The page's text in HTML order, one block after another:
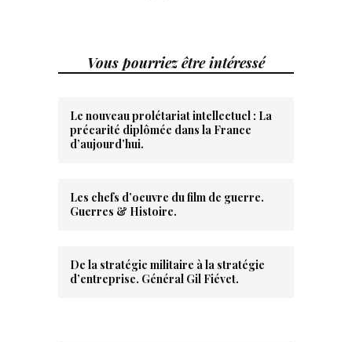
Vous pourriez être intéressé
Le nouveau prolétariat intellectuel : La
précarité diplômée dans la France
d’aujourd’hui.
Les chefs d’oeuvre du film de guerre.
Guerres & Histoire.
De la stratégie militaire à la stratégie
d’entreprise. Général Gil Fiévet.